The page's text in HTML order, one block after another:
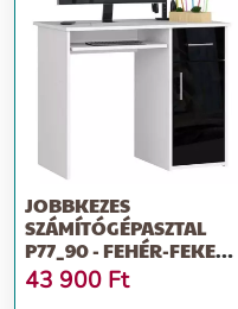
JOBBKEZES
SZÁMÍTÓGÉPASZTAL
P77_90 - FEHÉR-FEKETE
FÉNYES
43 900 Ft